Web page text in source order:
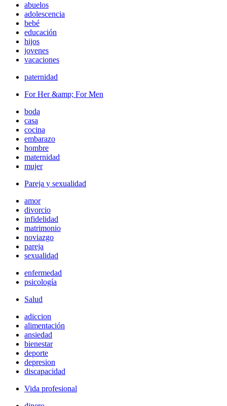
abuelos
adolescencia
bebé
educación
hijos
jovenes
vacaciones
paternidad
For Her &amp; For Men
boda
casa
cocina
embarazo
hombre
maternidad
mujer
Pareja y sexualidad
amor
divorcio
infidelidad
matrimonio
noviazgo
pareja
sexualidad
enfermedad
psicología
Salud
adiccion
alimentación
ansiedad
bienestar
deporte
depresion
discapacidad
Vida profesional